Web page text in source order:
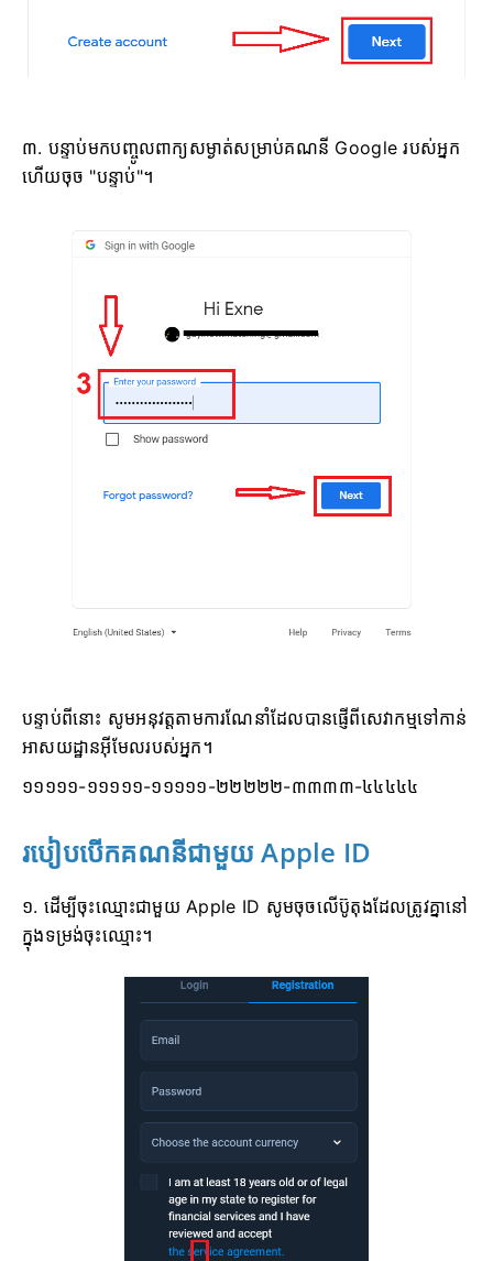
៣. បន្ទាប់មកបញ្ចូលពាក្យសម្ងាត់សម្រាប់គណនី Google របស់អ្នក
ហើយចុច "បន្ទាប់"។
បន្ទាប់ពីនោះ សូមអនុវត្តតាមការណែនាំដែលបានផ្ញើពីសេវាកម្មទៅកាន់
អាសយដ្ឋានអ៊ីមែលរបស់អ្នក។
១១១១១-១១១១១-១១១១១-២២២២២-៣៣៣៣-៤៤៤៤៤
របៀបបើកគណនីជាមួយ Apple ID
១. ដើម្បីចុះឈ្មោះជាមួយ Apple ID សូមចុចលើប៊ូតុងដែលត្រូវគ្នានៅ
ក្នុងទម្រង់ចុះឈ្មោះ។